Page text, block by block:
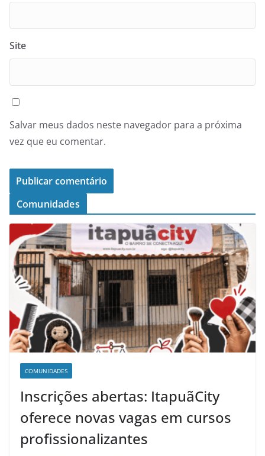
Site
Salvar meus dados neste navegador para a próxima
vez que eu comentar.
Comunidades
COMUNIDADES
Inscrições abertas: ItapuãCity
oferece novas vagas em cursos
profissionalizantes